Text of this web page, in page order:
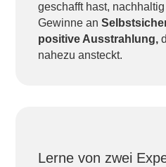
geschafft hast,
Gewinne an
positive Ausstrahlung,
nahezu ansteckt.
Lerne von zwei